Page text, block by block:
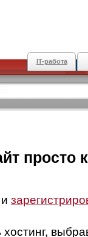
IT-работа
просто
хостинг,